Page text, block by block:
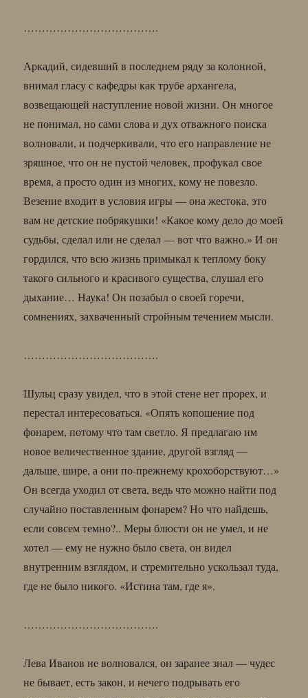
……………………………….
Аркадий, сидевший в последнем ряду за колонной,
внимал гласу с кафедры как трубе архангела,
возвещающей наступление новой жизни. Он многое
не понимал, но сами слова и дух отважного поиска
волновали, и подчеркивали, что его направление не
зряшное, что он не пустой человек, профукал свое
время, а просто один из многих, кому не повезло.
Везение входит в условия игры — она жестока, это
вам не детские побрякушки! «Какое кому дело до моей
судьбы, сделал или не сделал — вот что важно.» И он
гордился, что всю жизнь примыкал к теплому боку
такого сильного и красивого существа, слушал его
дыхание… Наука! Он позабыл о своей горечи,
сомнениях, захваченный стройным течением мысли.
……………………………….
Шульц сразу увидел, что в этой стене нет прорех, и
перестал интересоваться. «Опять копошение под
фонарем, потому что там светло. Я предлагаю им
новое величественное здание, другой взгляд —
дальше, шире, а они по-прежнему крохоборствуют…»
Он всегда уходил от света, ведь что можно найти под
случайно поставленным фонарем? Но что найдешь,
если совсем темно?.. Меры блюсти он не умел, и не
хотел — ему не нужно было света, он видел
внутренним взглядом, и стремительно ускользал туда,
где не было никого. «Истина там, где я».
……………………………….
Лева Иванов не волновался, он заранее знал — чудес
не бывает, есть закон, и нечего подрывать его